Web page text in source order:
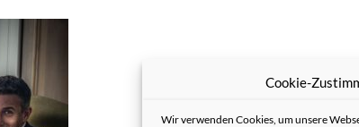
Cookie-
Wir verwenden Cookies, um unsere